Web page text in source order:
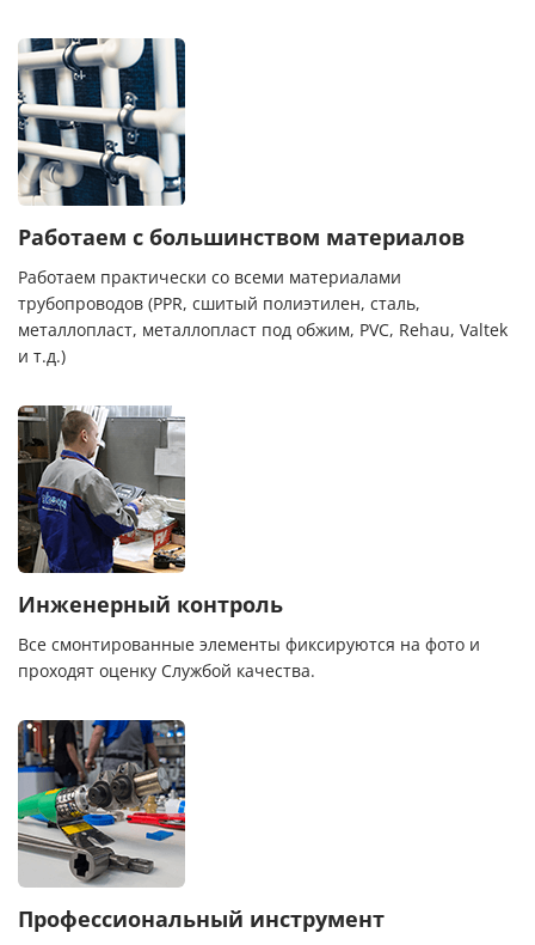
Работаем с большинством материалов
Работаем практически со всеми материалами
трубопроводов (PPR, сшитый полиэтилен, сталь,
металлопласт, металлопласт под обжим, PVC, Rehau, Valtek
и т.д.)
Инженерный контроль
Все смонтированные элементы фиксируются на фото и
проходят оценку Службой качества.
Профессиональный инструмент